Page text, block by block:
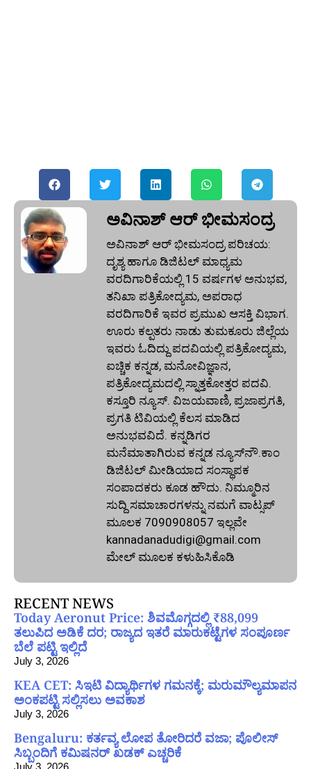
ಅವಿನಾಶ್‌ ಆರ್‌ ಭೀಮಸಂದ್ರ
ಅವಿನಾಶ್‌ ಆರ್‌ ಭೀಮಸಂದ್ರ ಪರಿಚಯ:
ದೃಶ್ಯ ಹಾಗೂ ಡಿಜಿಟಲ್ ಮಾಧ್ಯಮ
ವರದಿಗಾರಿಕೆಯಲ್ಲಿ 15 ವರ್ಷಗಳ ಅನುಭವ,
ತನಿಖಾ ಪತ್ರಿಕೋದ್ಯಮ, ಅಪರಾಧ
ವರದಿಗಾರಿಕೆ ಇವರ ಪ್ರಮುಖ ಆಸಕ್ತಿ ವಿಭಾಗ.
ಊರು ಕಲ್ಪತರು ನಾಡು ತುಮಕೂರು ಜಿಲ್ಲೆಯ
ಇವರು ಓದಿದ್ದು ಪದವಿಯಲ್ಲಿ ಪತ್ರಿಕೋದ್ಯಮ,
ಐಚ್ಚಿಕ ಕನ್ನಡ, ಮನೋವಿಜ್ಞಾನ,
ಪತ್ರಿಕೋದ್ಯಮದಲ್ಲಿ ಸ್ನಾತ್ತಕೋತ್ತರ ಪದವಿ.
ಕಸ್ತೂರಿ ನ್ಯೂಸ್‌. ವಿಜಯವಾಣಿ, ಪ್ರಜಾಪ್ರಗತಿ,
ಪ್ರಗತಿ ಟಿವಿಯಲ್ಲಿ ಕೆಲಸ ಮಾಡಿದ
ಅನುಭವವಿದೆ. ಕನ್ನಡಿಗರ
ಮನೆಮಾತಾಗಿರುವ ಕನ್ನಡ ನ್ಯೂಸ್‌ನೌ.ಕಾಂ
ಡಿಜಿಟಲ್‌ ಮೀಡಿಯಾದ ಸಂಸ್ಥಾಪಕ
ಸಂಪಾದಕರು ಕೂಡ ಹೌದು. ನಿಮ್ಮೂರಿನ
ಸುದ್ದಿ ಸಮಾಚಾರಗಳನ್ನು ನಮಗೆ ವಾಟ್ಸಪ್‌
ಮೂಲಕ 7090908057 ಇಲ್ಲವೇ
kannadanadudigi@gmail.com
ಮೇಲ್‌ ಮೂಲಕ ಕಳುಹಿಸಿಕೊಡಿ
RECENT NEWS
Today Aeronut Price: ಶಿವಮೊಗ್ಗದಲ್ಲಿ ₹88,099
ತಲುಪಿದ ಅಡಿಕೆ ದರ; ರಾಜ್ಯದ ಇತರೆ ಮಾರುಕಟ್ಟೆಗಳ ಸಂಪೂರ್ಣ
ಬೆಲೆ ಪಟ್ಟಿ ಇಲ್ಲಿದೆ
July 3, 2026
KEA CET: ಸಿಇಟಿ ವಿದ್ಯಾರ್ಥಿಗಳ ಗಮನಕ್ಕೆ; ಮರುಮೌಲ್ಯಮಾಪನ
ಅಂಕಪಟ್ಟಿ ಸಲ್ಲಿಸಲು ಅವಕಾಶ
July 3, 2026
Bengaluru: ಕರ್ತವ್ಯ ಲೋಪ ತೋರಿದರೆ ವಜಾ; ಪೊಲೀಸ್
ಸಿಬ್ಬಂದಿಗೆ ಕಮಿಷನರ್ ಖಡಕ್ ಎಚ್ಚರಿಕೆ
July 3, 2026